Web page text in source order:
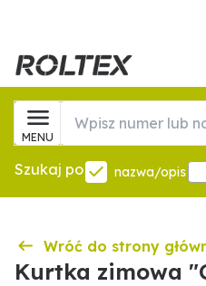
MENU
Szukaj po nazwa/opis
Wróć do strony
Kurtka zimowa